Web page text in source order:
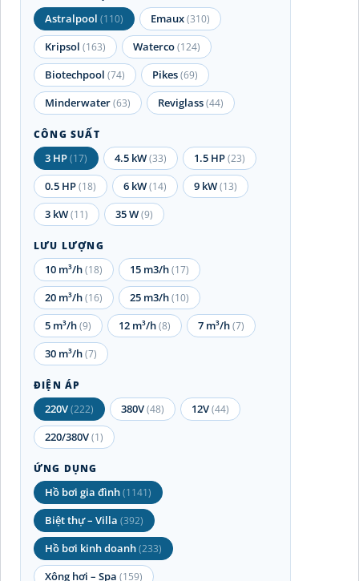
Astralpool (110) Emaux(310)
Kripsol (163) Waterco(124)
Biotechpool (74) Pikes(69)
Minderwater(63) Reviglass(44)
CÔNG SUẤT
3 HP(17) 4.5 kW(33) 1.5 HP(23)
0.5 HP(18) 6 kW(14) 9 kW(13)
3 kW(11) 35 W(9)
LƯU LƯỢNG
10 m³/h(18) 15 m3/h(17)
20 m³/h(16) 25 m3/h(10)
5 m³/h(9) 12 m³/h(8) 7 m³/h(7)
30 m³/h(7)
ĐIỆN ÁP
220V(222) 380V(48) 12V(44)
220/380V(1)
ỨNG DỤNG
Hồ bơi gia đình(1141)
Biệt thự – Villa (392)
Hồ bơi kinh doanh(233)
Xông hơi – Spa (159)